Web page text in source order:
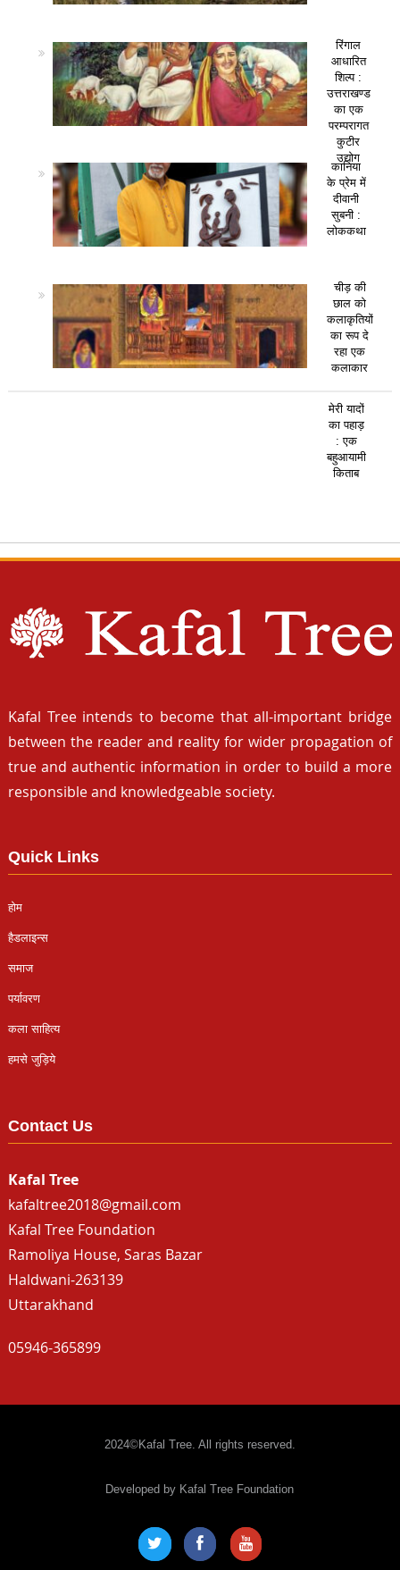
रिंगाल
आधारित
शिल्प :
उत्तराखण्ड
का एक
परम्परागत
कुटीर
उद्योग
कानिया
के प्रेम में
दीवानी
सुबनी :
लोककथा
चीड़ की
छाल को
कलाकृतियों
का रूप दे
रहा एक
कलाकार
मेरी यादों
का पहाड़
: एक
बहुआयामी
किताब
Kafal Tree intends to become that all-important bridge
between the reader and reality for wider propagation of
true and authentic information in order to build a more
responsible and knowledgeable society.
Quick Links
होम
हैडलाइन्स
समाज
पर्यावरण
कला साहित्य
हमसे जुड़िये
Contact Us
Kafal Tree
kafaltree2018@gmail.com
Kafal Tree Foundation
Ramoliya House, Saras Bazar
Haldwani-263139
Uttarakhand
05946-365899
2024©Kafal Tree. All rights reserved.
Developed by Kafal Tree Foundation